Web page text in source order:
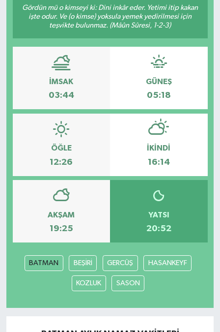
Gördün mü o kimseyi ki: Dini inkâr eder. Yetimi itip kakan
işte odur. Ve (o kimse) yoksula yemek yedirilmesi için
teşvikte bulunmaz. (Mâûn Sûresi, 1-2-3)
İMSAK
03:44
GÜNEŞ
05:18
ÖĞLE
12:26
İKINDI
16:14
AKŞAM
19:25
YATSI
20:52
BATMAN BEŞİRİ GERCÜŞ HASANKEYF
KOZLUK SASON